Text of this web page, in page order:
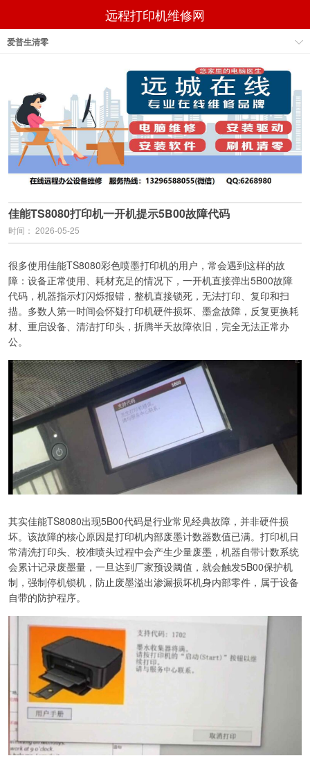
远程打印机维修网
爱普生清零
佳能TS8080打印机一开机提示5B00故障代码
时间： 2026-05-25
很多使用佳能TS8080彩色喷墨打印机的用户，常会遇到这样的故
障：设备正常使用、耗材充足的情况下，一开机直接弹出5B00故障
代码，机器指示灯闪烁报错，整机直接锁死，无法打印、复印和扫
描。多数人第一时间会怀疑打印机硬件损坏、墨盒故障，反复更换耗
材、重启设备、清洁打印头，折腾半天故障依旧，完全无法正常办
公。
其实佳能TS8080出现5B00代码是行业常见经典故障，并非硬件损
坏。该故障的核心原因是打印机内部废墨计数器数值已满。打印机日
常清洗打印头、校准喷头过程中会产生少量废墨，机器自带计数系统
会累计记录废墨量，一旦达到厂家预设阈值，就会触发5B00保护机
制，强制停机锁机，防止废墨溢出渗漏损坏机身内部零件，属于设备
自带的防护程序。